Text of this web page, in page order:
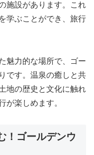
施設があります。これ
学ぶことができ、旅行
魅力的な場所で、ゴー
です。温泉の癒しと共
地の歴史と文化に触れ
が楽しめます。
！ゴールデンウ